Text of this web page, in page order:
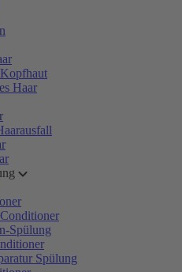
Haar
Spülung
Spülung